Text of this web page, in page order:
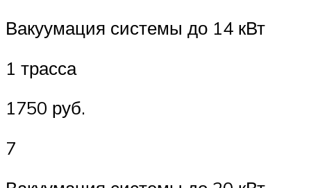
Вакуумация системы до 14 кВт
1 трасса
1750 руб.
7